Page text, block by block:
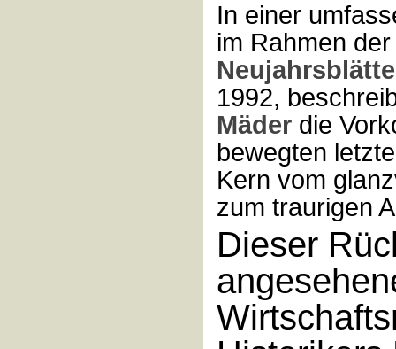
In einer
im Rahmen
1992,
Mäder die
bewegten
Kern vom
zum traurigen
Dieser